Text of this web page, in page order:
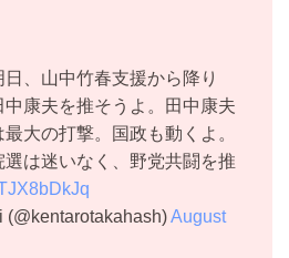
、山中竹春支援から降り
康夫を推そうよ。田中康夫
大の打撃。国政も動くよ。
は迷いなく、野党共闘を推
August